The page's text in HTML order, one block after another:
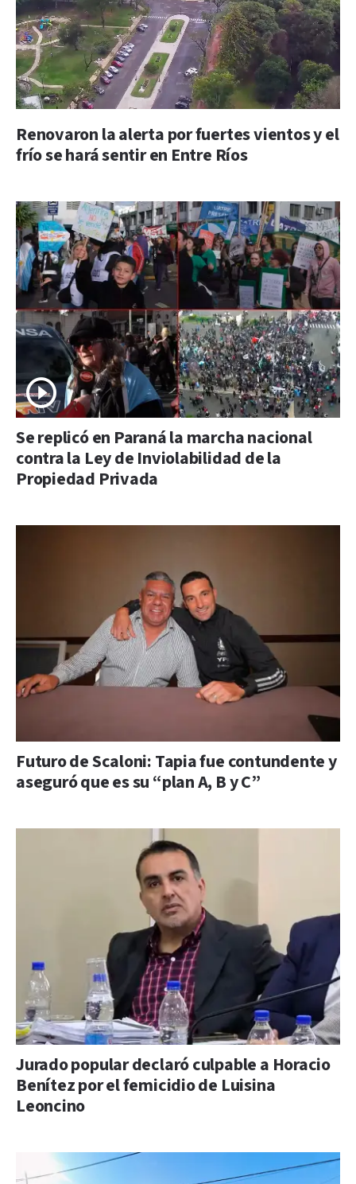
Renovaron la alerta por fuertes vientos y el
frío se hará sentir en Entre Ríos
Se replicó en Paraná la marcha nacional
contra la Ley de Inviolabilidad de la
Propiedad Privada
Futuro de Scaloni: Tapia fue contundente y
aseguró que es su “plan A, B y C”
Jurado popular declaró culpable a Horacio
Benítez por el femicidio de Luisina
Leoncino